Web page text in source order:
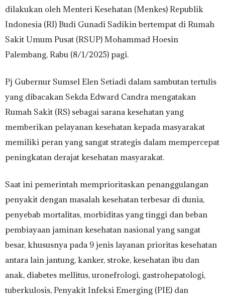
dilakukan oleh Menteri Kesehatan (Menkes) Republik
Indonesia (RI) Budi Gunadi Sadikin bertempat di Rumah
Sakit Umum Pusat (RSUP) Mohammad Hoesin
Palembang, Rabu (8/1/2025) pagi.
Pj Gubernur Sumsel Elen Setiadi dalam sambutan tertulis
yang dibacakan Sekda Edward Candra mengatakan
Rumah Sakit (RS) sebagai sarana kesehatan yang
memberikan pelayanan kesehatan kepada masyarakat
memiliki peran yang sangat strategis dalam mempercepat
peningkatan derajat kesehatan masyarakat.
Saat ini pemerintah memprioritaskan penanggulangan
penyakit dengan masalah kesehatan terbesar di dunia,
penyebab mortalitas, morbiditas yang tinggi dan beban
pembiayaan jaminan kesehatan nasional yang sangat
besar, khususnya pada 9 jenis layanan prioritas kesehatan
antara lain jantung, kanker, stroke, kesehatan ibu dan
anak, diabetes mellitus, uronefrologi, gastrohepatologi,
tuberkulosis, Penyakit Infeksi Emerging (PIE) dan